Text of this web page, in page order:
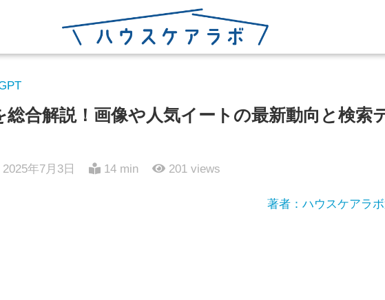
合解説！画像や人気イートの最新動向と検索
2025年7月3日 14 min 201 views
著者：ハウスケアラ